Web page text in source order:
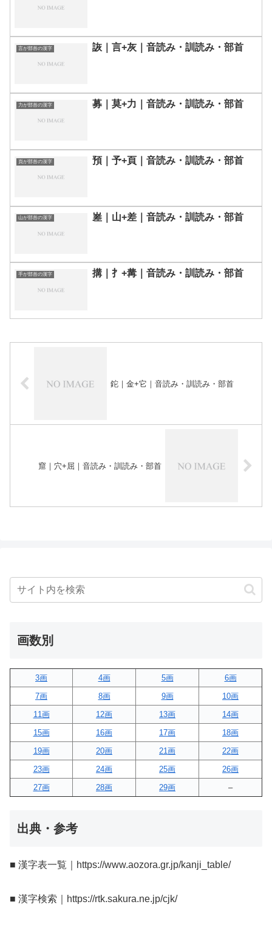
言が部首の漢字 詼｜言+灰｜音読み・訓読み・部首
力が部首の漢字 募｜莫+力｜音読み・訓読み・部首
頁が部首の漢字 預｜予+頁｜音読み・訓読み・部首
山が部首の漢字 嵳｜山+差｜音読み・訓読み・部首
手が部首の漢字 搆｜扌+冓｜音読み・訓読み・部首
鉈｜金+它｜音読み・訓読み・部首
窟｜穴+屈｜音読み・訓読み・部首
画数別
3画 4画 5画
6画
7画
8画 9画
10画
11画
12画 13画
14画
15画
16画 17画
18画
19画
20画 21画
22画
23画
24画 25画
26画
27画
28画 29画 –
出典・参考
■ 漢字表一覧｜https://www.aozora.gr.jp/kanji_table/
■ 漢字検索｜https://rtk.sakura.ne.jp/cjk/